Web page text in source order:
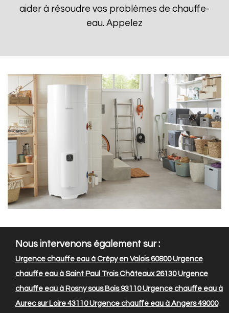
aider à résoudre vos problèmes de chauffe-
eau. Appelez
Nous intervenons également sur :
Urgence chauffe eau à Crépy en Valois 60800Urgence
chauffe eau à Saint Paul Trois Châteaux 26130Urgence
chauffe eau à Rosny sous Bois 93110Urgence chauffe eau à
Aurec sur Loire 43110Urgence chauffe eau à Angers 49000